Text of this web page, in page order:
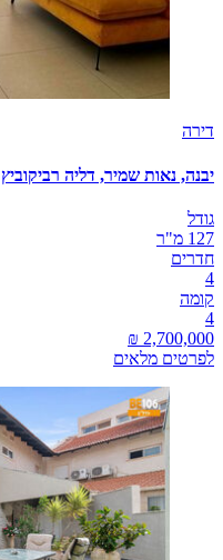
דירה
יבנה, נאות שמיר, דליה רביקוביץ
גודל
127 מ"ר
חדרים
4
קומה
4
לפרטים מלאים